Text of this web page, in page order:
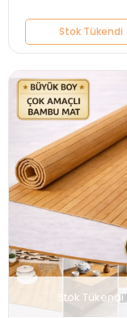
Stok Tükendi
Stok Tükendi